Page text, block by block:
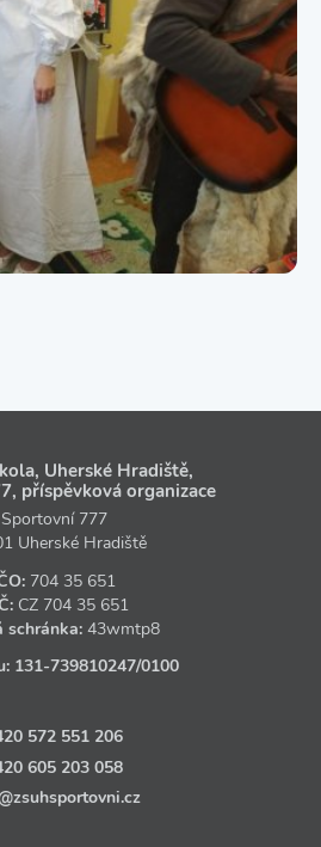
Uherské Hradiště,
příspěvková organizace
Sportovní 777
Uherské Hradiště
704 35 651
CZ 704 35 651
schránka: 43wmtp8
131‑739810247/0100
572 551 206
605 203 058